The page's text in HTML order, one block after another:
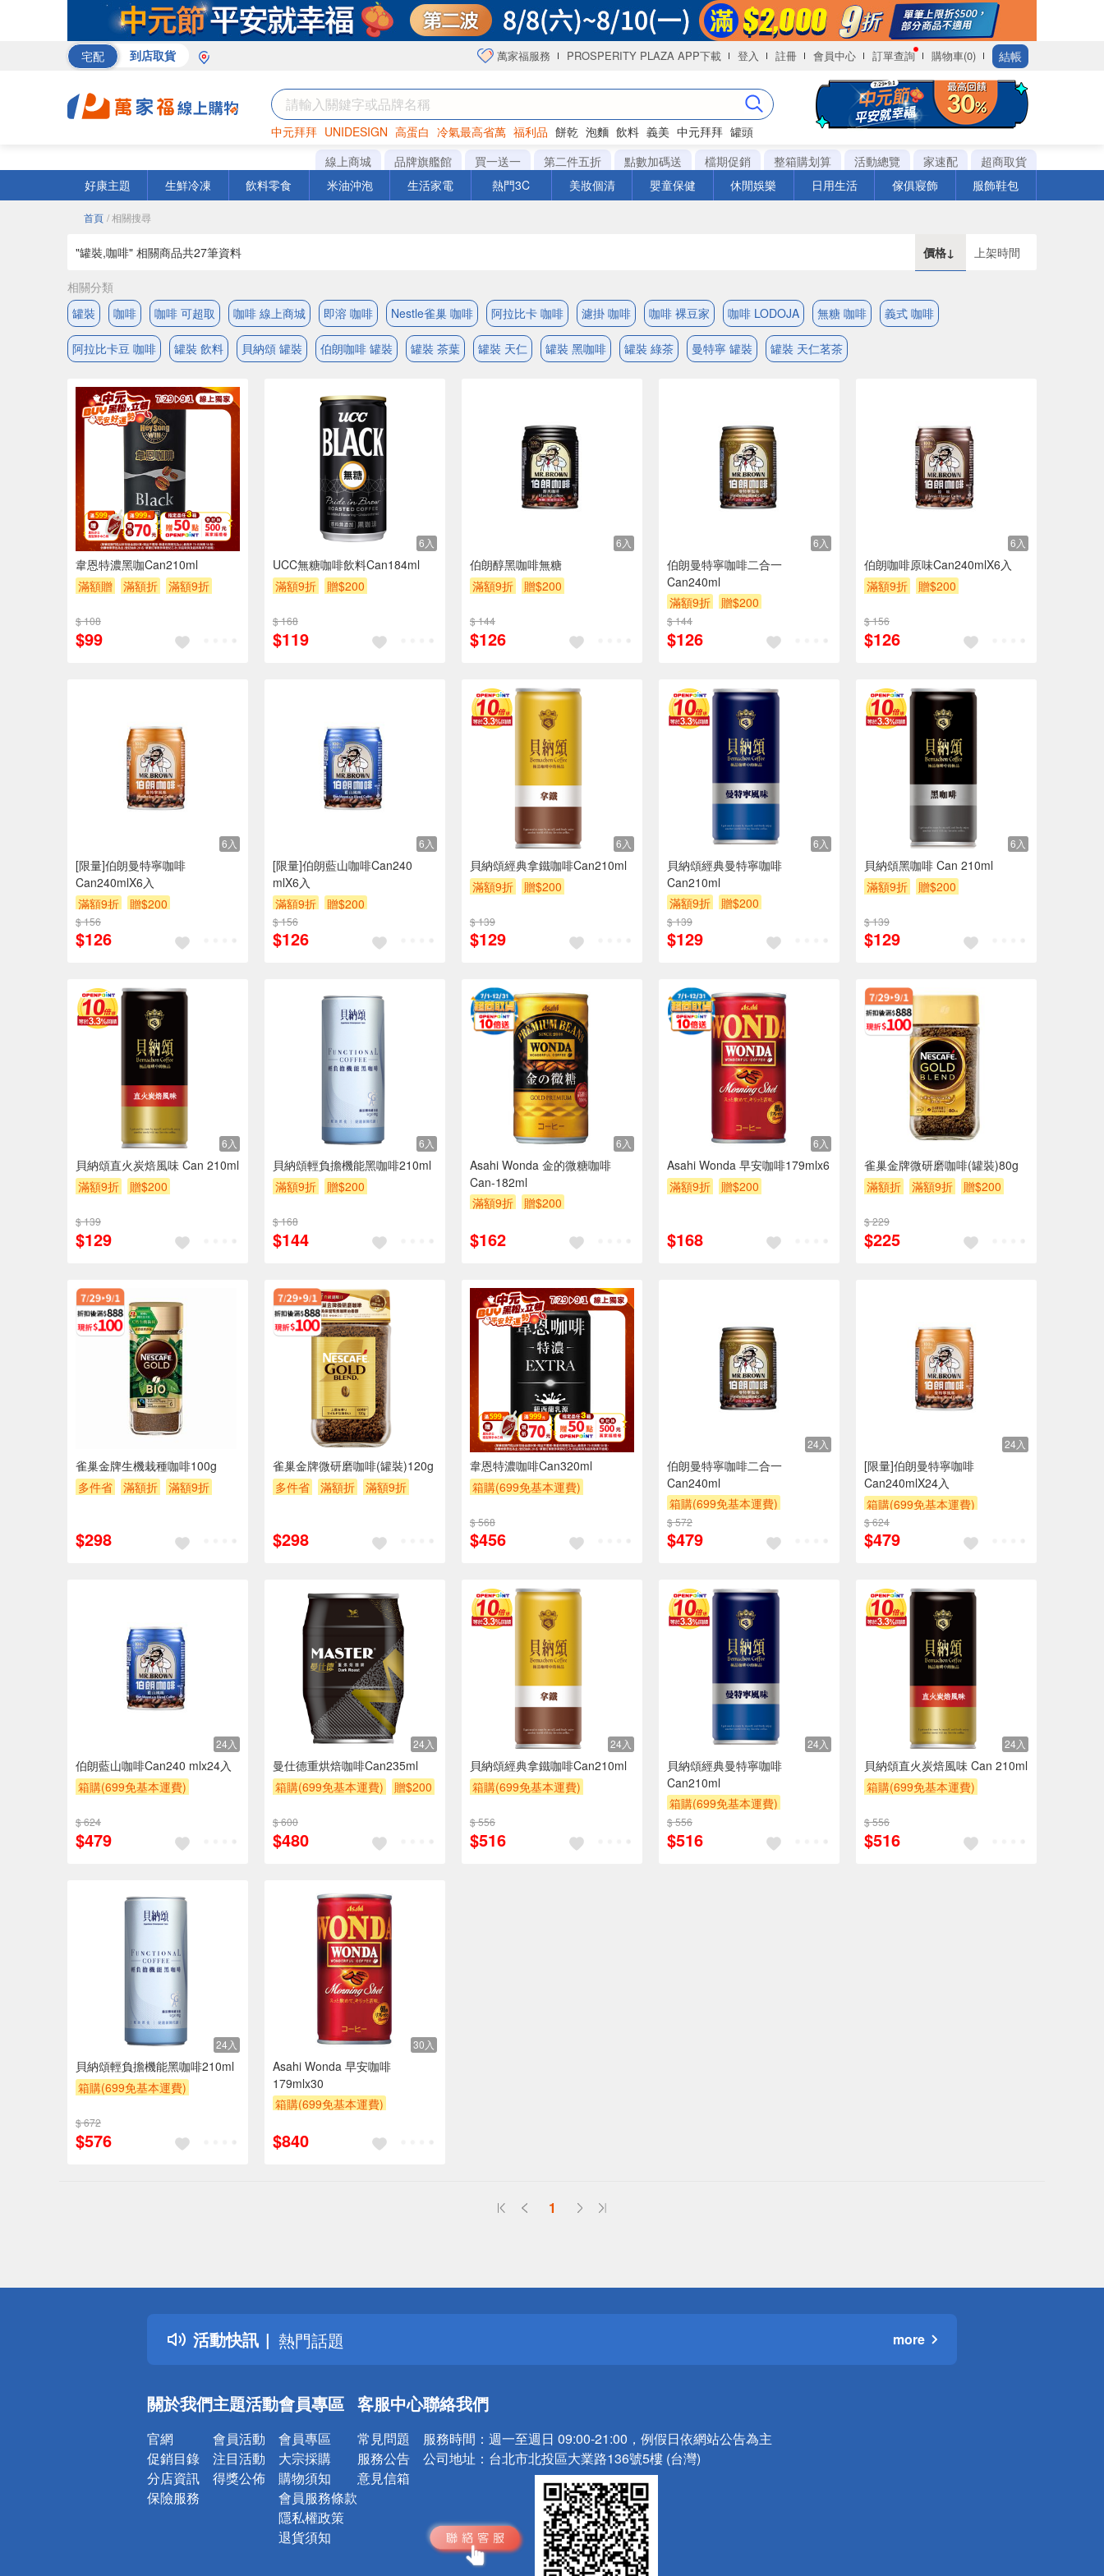
宅配 到店取貨 萬家福服務 PROSPERITY PLAZA APP下載 登入 註冊 會員中心 訂單查詢 購物車(0) 結帳
中元拜拜 UNIDESIGN 高蛋白 冷氣最高省萬 福利品 餅乾 泡麵 飲料 義美 中元拜拜 罐頭
巧克力 衛生紙 咖啡
線上商城 品牌旗艦館 買一送一 第二件五折 點數加碼送 檔期促銷 整箱購划算 活動總覽 家速配
超商取貨
好康主題
生鮮冷凍 飲料零食 米油沖泡 生活家電 熱門3C 美妝個清 嬰童保健 休閒娛樂 日用生活 傢俱寢飾 服飾鞋包
首頁 / 相關搜尋
"罐裝,咖啡" 相關商品共27筆資料 價格↓ 上架時間
相關分類
罐裝
咖啡 咖啡 可超取 咖啡 線上商城 即溶 咖啡 Nestle雀巢 咖啡 阿拉比卡 咖啡 濾掛 咖啡 咖啡 裸豆家 咖啡 LODOJA 無糖 咖啡 義式 咖啡
阿拉比卡豆 咖啡 罐裝 飲料 貝納頌 罐裝 伯朗咖啡 罐裝 罐裝 茶葉 罐裝 天仁 罐裝 黑咖啡 罐裝 綠茶 曼特寧 罐裝 罐裝 天仁茗茶
6入
韋恩特濃黑咖Can210ml
滿額贈
滿額折
滿額9折
$ 108
$99
6入
UCC無糖咖啡飲料Can184ml
滿額9折
贈$200
$ 168
$119
6入
伯朗醇黑咖啡無糖
滿額9折
贈$200
$ 144
$126
6入
伯朗曼特寧咖啡二合一
Can240ml
滿額9折
贈$200
$ 144
$126
6入
伯朗咖啡原味Can240mlX6入
滿額9折
贈$200
$ 156
$126
6入
[限量]伯朗曼特寧咖啡
Can240mlX6入
滿額9折
贈$200
$ 156
$126
6入
[限量]伯朗藍山咖啡Can240
mlX6入
滿額9折
贈$200
$ 156
$126
6入
貝納頌經典拿鐵咖啡Can210ml
滿額9折
贈$200
$ 139
$129
6入
貝納頌經典曼特寧咖啡
Can210ml
滿額9折
贈$200
$ 139
$129
6入
貝納頌黑咖啡 Can 210ml
滿額9折
贈$200
$ 139
$129
6入
貝納頌直火炭焙風味 Can 210ml
滿額9折
贈$200
$ 139
$129
6入
貝納頌輕負擔機能黑咖啡210ml
滿額9折
贈$200
$ 168
$144
6入
Asahi Wonda 金的微糖咖啡
Can-182ml
滿額9折
贈$200
$162
6入
Asahi Wonda 早安咖啡179mlx6
滿額9折
贈$200
$168
雀巢金牌微研磨咖啡(罐裝)80g
滿額折
滿額9折 贈$200
$ 229
$225
雀巢金牌生機栽種咖啡100g
多件省
滿額折
滿額9折
$298
雀巢金牌微研磨咖啡(罐裝)120g
多件省
滿額折
滿額9折
$298
24入
韋恩特濃咖啡Can320ml
箱購(699免基本運費)
滿額贈
贈$200
$ 568
$456
24入
伯朗曼特寧咖啡二合一
Can240ml
箱購(699免基本運費)
滿額9折
$ 572
$479
24入
[限量]伯朗曼特寧咖啡
Can240mlX24入
箱購(699免基本運費)
滿額9折
$ 624
$479
24入
伯朗藍山咖啡Can240 mlx24入
箱購(699免基本運費)
$ 624
$479
24入
曼仕德重烘焙咖啡Can235ml
箱購(699免基本運費)
贈$200
$ 600
$480
24入
貝納頌經典拿鐵咖啡Can210ml
箱購(699免基本運費)
$ 556
$516
24入
貝納頌經典曼特寧咖啡
Can210ml
箱購(699免基本運費)
滿額9折
$ 556
$516
24入
貝納頌直火炭焙風味 Can 210ml
箱購(699免基本運費)
$ 556
$516
24入
貝納頌輕負擔機能黑咖啡210ml
箱購(699免基本運費)
$ 672
$576
30入
Asahi Wonda 早安咖啡
179mlx30
箱購(699免基本運費)
$840
1
活動快訊
詐騙網頁！請小心！
得獎公告
熱門話題
銀行優惠
詐騙網頁！請小心！
more
關於我們
官網
促銷目錄
分店資訊
保險服務
主題活動
會員活動
注目活動
得獎公佈
會員專區
會員專區
大宗採購
購物須知
會員服務條款
隱私權政策
退貨須知
客服中心
常見問題
服務公告
意見信箱
聯絡我們
服務時間： 週一至週日 09:00-21:00，例假日依網站公告為主
公司地址： 台北市北投區大業路136號5樓 (台灣)